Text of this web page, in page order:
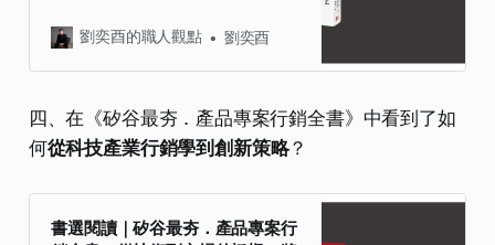
2024/01/20，類別：商業理財博客
來一流、二流、三流的提問術：
聯性的，應該是五年前看過的《The
的微型公司。」 即使資源有限，善用
不平等優勢，每個人都能創造成功事
創造與善用不平等優勢來打造與發展
劉奕酉的職人觀點 劉奕酉
四、在《矽谷最夯．產品專案行銷全書》中看到了如
何從科技產業行銷學到創新策略？
書選閱讀｜矽谷最夯．產品專案行